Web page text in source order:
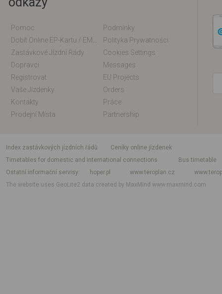
Pomoc
Podmínky
Polityka Prywatności
Zastávkové Jízdní Řády
Cookies Settings
Dopravci
Messages
Registrovat
EU Projects
Vaše Jízdenky
Orders
Kontakty
Práce
Prodejní Místa
Partnership
index zastávkových jízdních řádů
Ceníky online jízdenek
Timetables for domestic and international connections
Bus timetable
Ostatní informační servisy
hoper.pl www.teroplan.cz
The website uses GeoLite2 data created by MaxMindwww.maxmind.com